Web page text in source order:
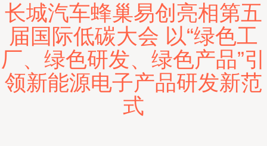
长城汽车蜂巢易创亮相第五
届国际低碳大会 以“绿色工
厂、绿色研发、绿色产品”引
领新能源电子产品研发新范
式